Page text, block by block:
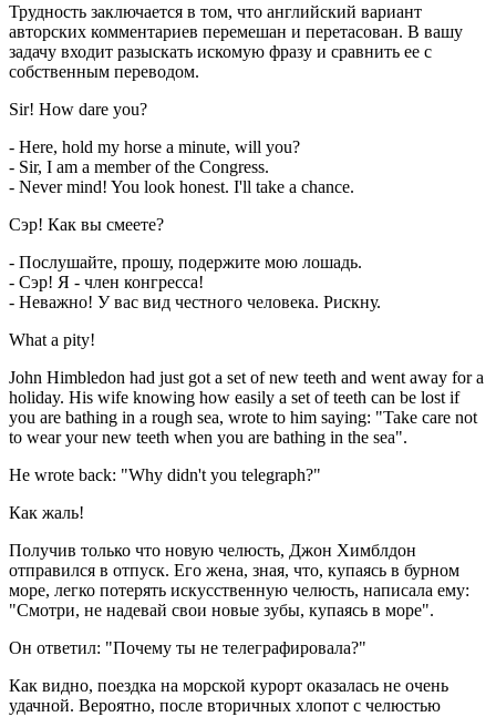
Трудность заключается в том, что английский вариант
авторских комментариев перемешан и перетасован. В вашу
задачу входит разыскать искомую фразу и сравнить ее с
собственным переводом.
Sir! How dare you?
- Here, hold my horse a minute, will you?
- Sir, I am a member of the Congress.
- Never mind! You look honest. I'll take a chance.
Сэр! Как вы смеете?
- Послушайте, прошу, подержите мою лошадь.
- Сэр! Я - член конгресса!
- Неважно! У вас вид честного человека. Рискну.
What a pity!
John Himbledon had just got a set of new teeth and went away for a
holiday. His wife knowing how easily a set of teeth can be lost if
you are bathing in a rough sea, wrote to him saying: "Take care not
to wear your new teeth when you are bathing in the sea".
He wrote back: "Why didn't you telegraph?"
Как жаль!
Получив только что новую челюсть, Джон Химблдон
отправился в отпуск. Его жена, зная, что, купаясь в бурном
море, легко потерять искусственную челюсть, написала ему:
"Смотри, не надевай свои новые зубы, купаясь в море".
Он ответил: "Почему ты не телеграфировала?"
Как видно, поездка на морской курорт оказалась не очень
удачной. Вероятно, после вторичных хлопот с челюстью